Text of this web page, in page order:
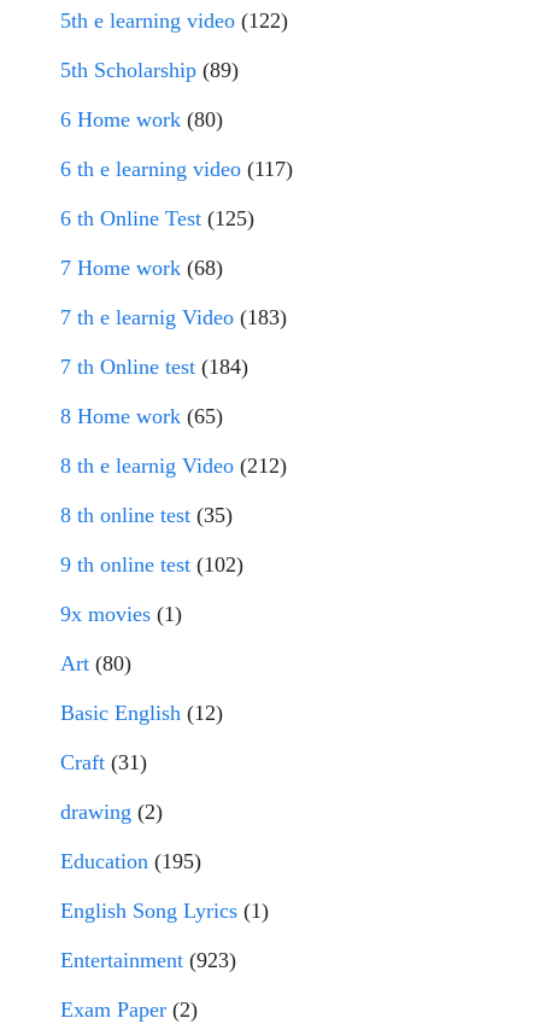
5th e learning video (122)
5th Scholarship (89)
6 Home work (80)
6 th e learning video (117)
6 th Online Test (125)
7 Home work (68)
7 th e learnig Video (183)
7 th Online test (184)
8 Home work (65)
8 th e learnig Video (212)
8 th online test (35)
9 th online test (102)
9x movies (1)
Art (80)
Basic English (12)
Craft (31)
drawing (2)
Education (195)
English Song Lyrics (1)
Entertainment (923)
Exam Paper (2)